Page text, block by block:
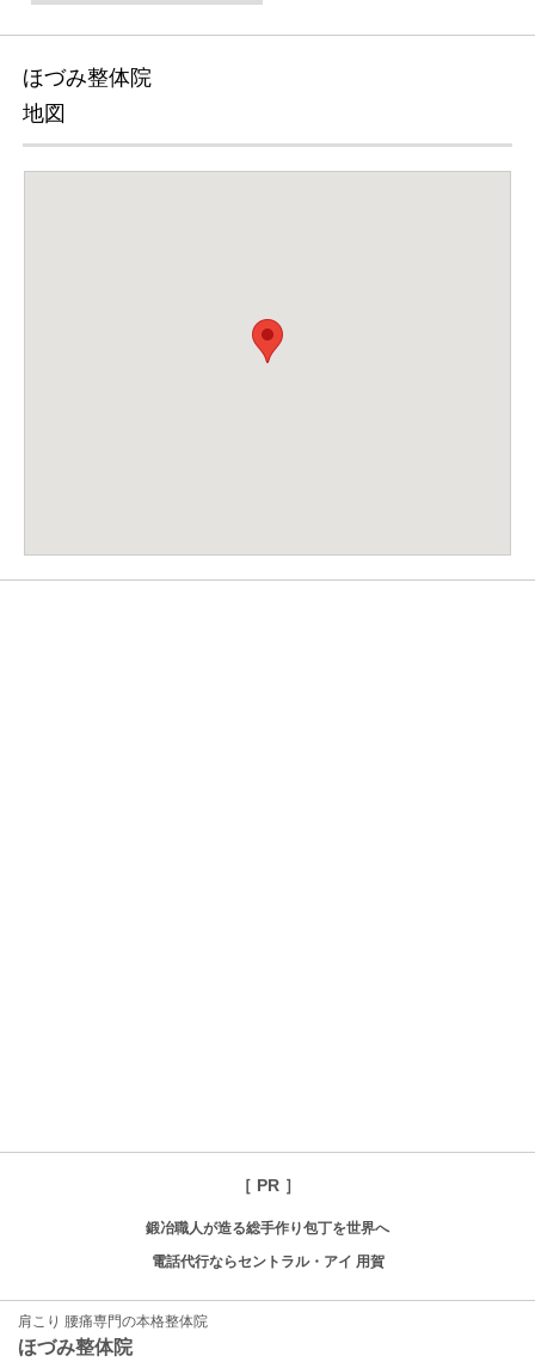
ほづみ整体院
地図
［ PR ］
鍛冶職人が造る総手作り包丁を世界へ
電話代行ならセントラル・アイ 用賀
肩こり 腰痛専門の本格整体院
ほづみ整体院